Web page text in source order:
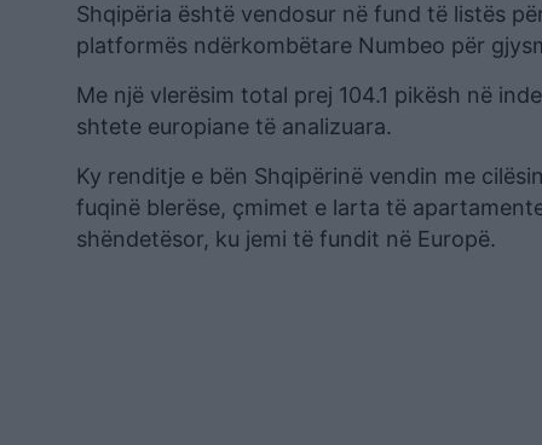
Shqipëria është vendosur në fund të listës
platformës ndërkombëtare Numbeo për
Me një vlerësim total prej 104.1 pikësh në
shtete europiane të analizuara.
Ky renditje e bën Shqipërinë vendin me
fuqinë blerëse, çmimet e larta të
shëndetësor, ku jemi të fundit në Europë.